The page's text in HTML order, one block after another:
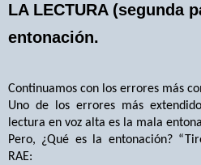
LA LECTURA (segunda
entonación.
Continuamos con los errores más
Uno de los errores más
lectura en voz alta es la mala
Pero, ¿Qué es la entonación?
RAE: